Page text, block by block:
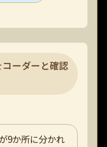
ーダーと確認
が9か所に分かれ